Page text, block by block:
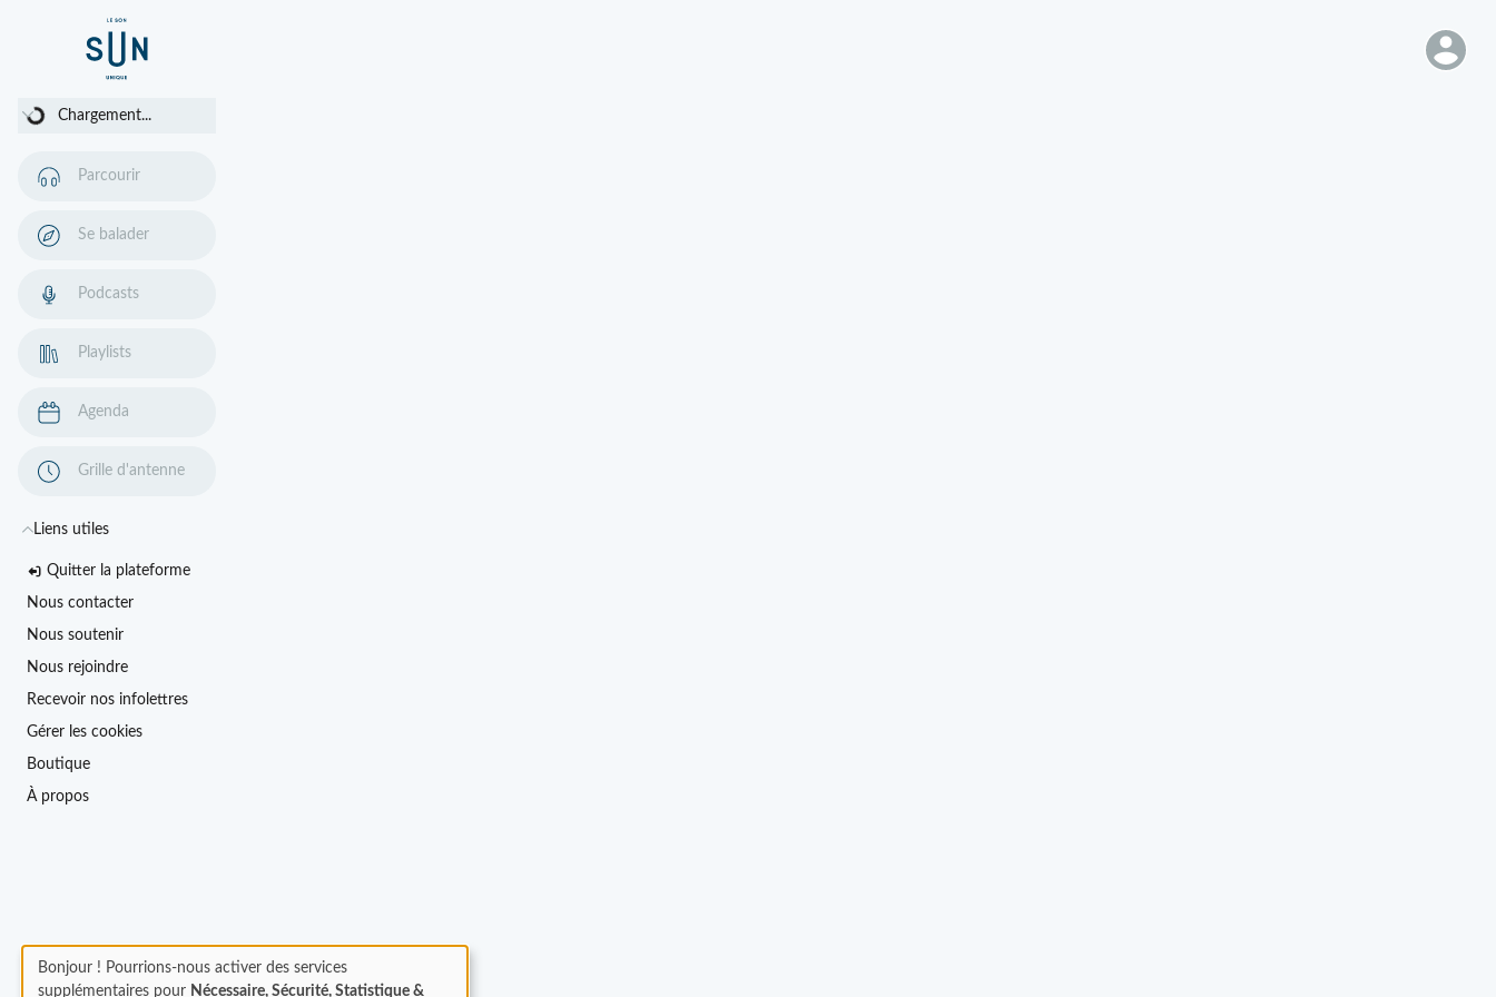
Chargement...
Chargement...
Parcourir
Se balader
Podcasts
Playlists
Agenda
Grille d'antenne
Liens utiles
Quitter la plateforme
Nous contacter
Nous soutenir
Nous rejoindre
Recevoir nos infolettres
Gérer les cookies
Boutique
À propos
Bonjour ! Pourrions-nous activer des services
supplémentaires pour Nécessaire, Sécurité, Statistique &